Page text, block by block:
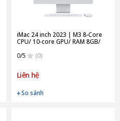
iMac 24 inch 2023 | M3 8-Core
CPU/ 10‑core GPU/ RAM 8GB/
0/5
(0)
Liên hệ
So sánh